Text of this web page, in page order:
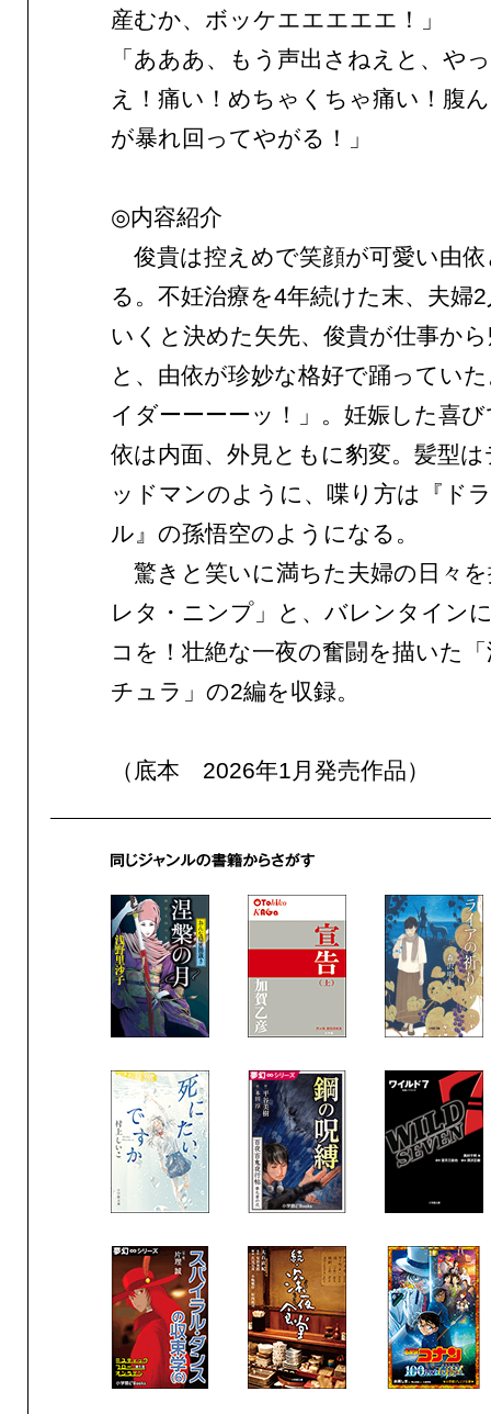
産むか、ボッケエエエエエ！」
「あああ、もう声出さねえと、や
え！痛い！めちゃくちゃ痛い！腹
が暴れ回ってやがる！」
◎内容紹介
俊貴は控えめで笑顔が可愛い由依
る。不妊治療を4年続けた末、夫婦
いくと決めた矢先、俊貴が仕事か
と、由依が珍妙な格好で踊ってい
イダーーーーッ！」。妊娠した喜
依は内面、外見ともに豹変。髪型
ッドマンのように、喋り方は『ド
ル』の孫悟空のようになる。
驚きと笑いに満ちた夫婦の日々
レタ・ニンプ」と、バレンタイン
コを！壮絶な一夜の奮闘を描いた
チュラ」の2編を収録。
（底本 2026年1月発売作品）